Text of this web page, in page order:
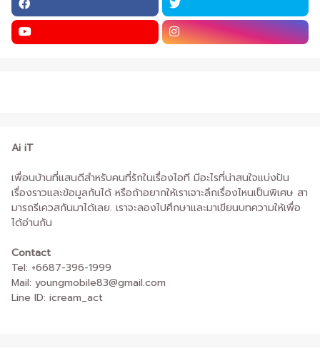
Ai iT
เพื่อนบ้านที่แสนดีสำหรับคนที่รักในเรื่องไอที มีอะไรที่น่าสนใจแบ่งปัน
เรื่องราวและข้อมูลกันได้ หรือถ้าอยากให้เราเจาะลึกเรื่องไหนเป็นพิเศษ สา
มารถรีเควสกันมาได้เลย. เราจะลองไปศึกษาและมาเขียนบทความให้เพื่อ
ได้อ่านกัน
Contact
Tel: +6687-396-1999
Mail: youngmobile83@gmail.com
Line ID: icream_act